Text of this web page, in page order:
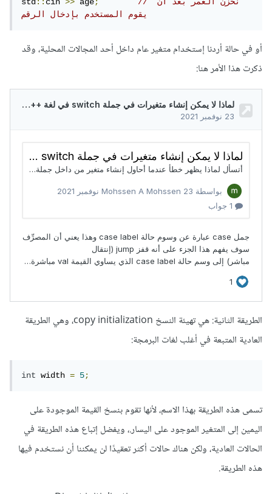
std::cin >> age;
// نخزن العمر بعد أن
يقوم المستخدم بإدخال الرقم
أو في حالة أردنا إستخدام متغير عام داخل أحد المجالات المحلية، وقد
ذكرت هذا الأمر هنا:
الطريقة الثانية: هي تهيئة النسخ copy initialization، وهي الطريقة
العادية المتبعة في أغلب لغات البرمجة:
int width = 5;
تسمى هذه الطريقة بهذا الاسم، لأنها تقوم بنسخ القيمة الموجودة على
اليمين إلى المتغير الموجود على اليسار.، ويفضل إتباع هذه الطريقة في
الحالات العادية، ولكن هناك حالات أكثر تعقيدًا لن يمكننا أن نستخدم فيها
هذه الطريقة.